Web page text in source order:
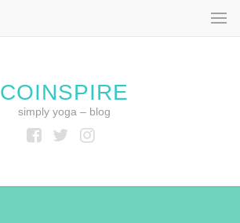
COINSPIRE
simply yoga – blog